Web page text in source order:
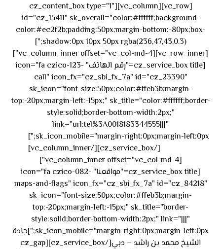
[vc_row][vc_column][cz_content_box type="1"
id="cz_15411" sk_overall="color:#ffffff;background-
color:#ec2f2b;padding:50px;margin-bottom:-80px;box-
shadow:0px 10px 50px rgba(236,47,43,0.3);"]
[vc_row_inner][vc_column_inner offset="vc_col-md-4"]
[cz_service_box title="رقم الهاتف" icon="fa czico-123-
call" icon_fx="cz_sbi_fx_7a" id="cz_23390"
sk_icon="font-size:50px;color:#ffeb3b;margin-
top:-20px;margin-left:-15px;" sk_title="color:#ffffff;border-
style:solid;border-bottom-width:2px;"
link="url:tel%3A0018183344555|||"
sk_icon_mobile="margin-right:0px;margin-left:0px;"]
[/cz_service_box][/vc_column_inner]
[vc_column_inner offset="vc_col-md-4"]
[cz_service_box title="مواقعنا" icon="fa czico-082-
maps-and-flags" icon_fx="cz_sbi_fx_7a" id="cz_84218"
sk_icon="font-size:50px;color:#ffeb3b;margin-
top:-20px;margin-left:-15px;" sk_title="border-
style:solid;border-bottom-width:2px;" link="|||"
sk_icon_mobile="margin-right:0px;margin-left:0px;"]جادة
الشيخ محمد بن راشد – دبي[/cz_service_box][cz_gap